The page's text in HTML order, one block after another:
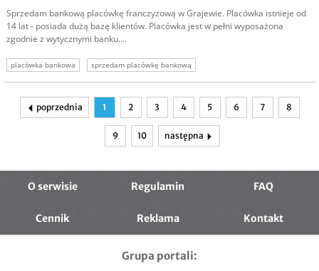
Sprzedam bankową placówkę franczyzową w Grajewie. Placówka istnieje od
14 lat - posiada dużą bazę klientów. Placówka jest w pełni wyposażona
zgodnie z wytycznymi banku....
placówka bankowa sprzedam placówkę bankową
poprzednia 1 2 3 4 5 6 7 8
9 10 następna
O serwisie Regulamin FAQ
Cennik Reklama Kontakt
Grupa portali: